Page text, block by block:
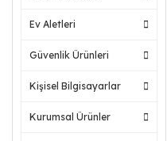
Ev Aletleri
Güvenlik Ürünleri
Kişisel Bilgisayarlar
Kurumsal Ürünler